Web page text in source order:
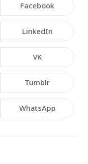
Facebook
LinkedIn
VK
Tumblr
WhatsApp